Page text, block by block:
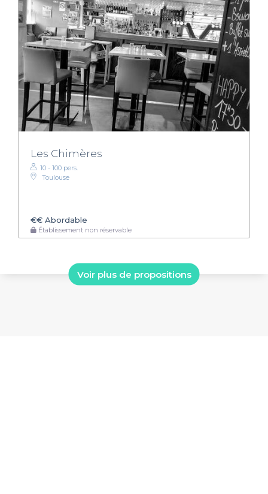
Les Chimères
10 - 100 pers.
Toulouse
€€ Abordable
Établissement non réservable
Voir plus de propositions